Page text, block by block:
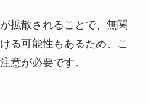
拡散されることで、無関
る可能性もあるため、こ
意が必要です。